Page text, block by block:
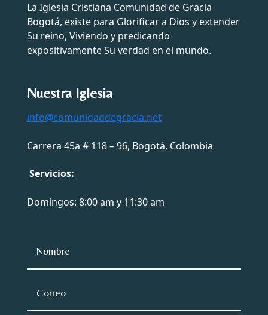
La Iglesia Cristiana Comunidad de Gracia
Bogotá, existe para Glorificar a Dios y extender
Su reino, Viviendo y predicando
expositivamente Su verdad en el mundo.
Nuestra Iglesia
info@comunidaddegracia.net
Carrera 45a # 118 – 96, Bogotá, Colombia
Servicios:
Domingos: 8:00 am y 11:30 am